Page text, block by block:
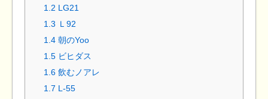
1.2 LG21
1.3 Ｌ92
1.4 朝のYoo
1.5 ビヒダス
1.6 飲むノアレ
1.7 L-55